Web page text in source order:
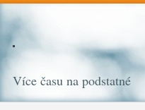
Více času na podstatné